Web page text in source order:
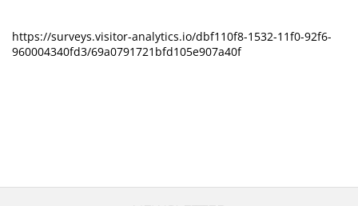
https://surveys.visitor-analytics.io/dbf110f8-1532-11f0-92f6-
960004340fd3/69a0791721bfd105e907a40f